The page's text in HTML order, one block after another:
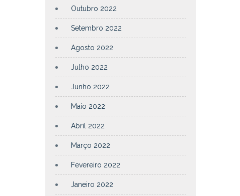
Outubro 2022
Setembro 2022
Agosto 2022
Julho 2022
Junho 2022
Maio 2022
Abril 2022
Março 2022
Fevereiro 2022
Janeiro 2022